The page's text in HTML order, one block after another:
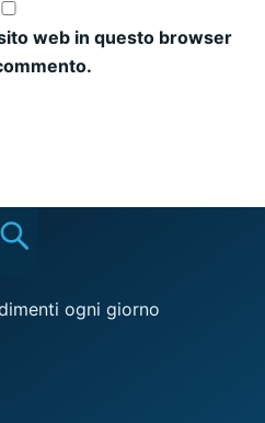
web in questo browser
ogni giorno